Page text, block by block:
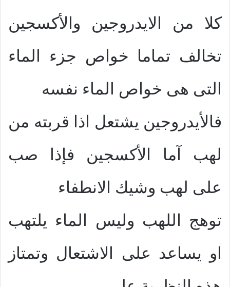
كلا من الايدروجين والأكسجين
تخالف تماما خواص جزء الماء
التى هى خواص الماء نفسه
فالأيدروجين يشتعل اذا قربته من
لهب آما الأكسجين فإذا صب
على لهب وشيك الانطفاء
توهج اللهب وليس الماء يلتهب
او يساعد على الاشتعال وتمتاز